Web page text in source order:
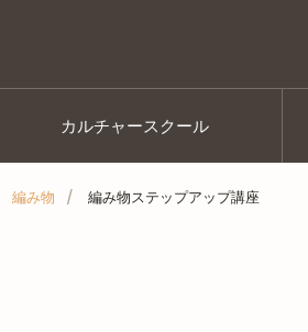
カルチャースクール
編み物 編み物ステップアップ講座